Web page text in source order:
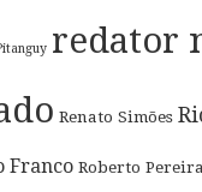
redator
Renato Simões
Franco Roberto Pereira